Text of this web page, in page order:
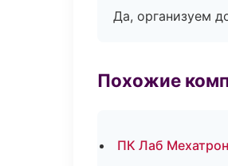
Да, организуем
Похожие
ПК Лаб